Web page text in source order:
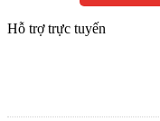
Hỗ trợ trực tuyến